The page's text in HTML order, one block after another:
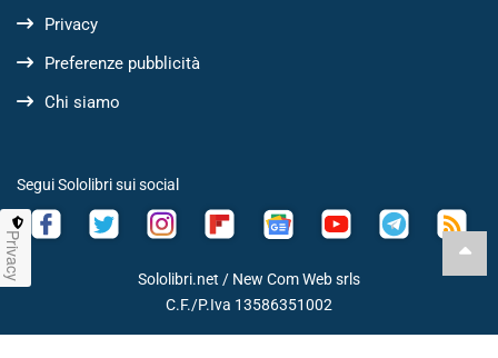
Privacy
Preferenze pubblicità
Chi siamo
Segui Sololibri sui social
Sololibri.net / New Com Web srls
C.F./P.Iva 13586351002
Privacy